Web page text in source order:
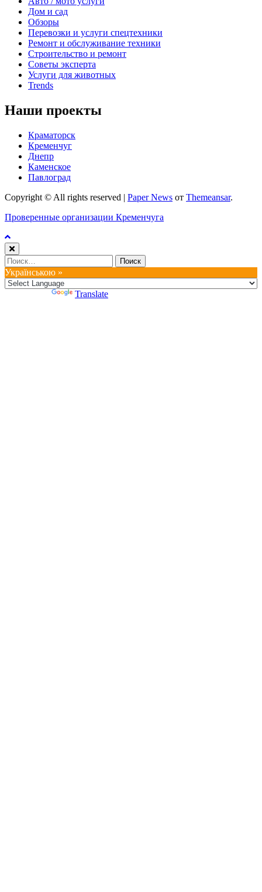
Дом и сад
Обзоры
Перевозки и услуги спецтехники
Ремонт и обслуживание техники
Строительство и ремонт
Советы эксперта
Услуги для животных
Trends
Наши проекты
Краматорск
Кременчуг
Днепр
Каменское
Павлоград
Copyright © All rights reserved | Paper News от Themeansar.
Проверенные организации Кременчуга
Найти:
Українською »
Translate